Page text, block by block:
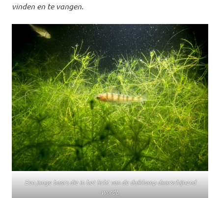
vinden en te vangen.
Een jonge baars die in het licht van de duiklamp doorschijnend
wordt.